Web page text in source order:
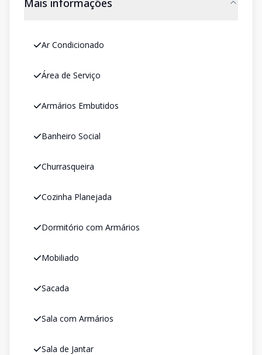
Mais informações
Ar Condicionado
Área de Serviço
Armários Embutidos
Banheiro Social
Churrasqueira
Cozinha Planejada
Dormitório com Armários
Mobiliado
Sacada
Sala com Armários
Sala de Jantar